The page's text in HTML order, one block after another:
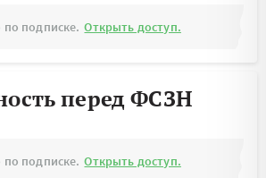
подписке. Открыть доступ.
перед ФСЗН
подписке. Открыть доступ.